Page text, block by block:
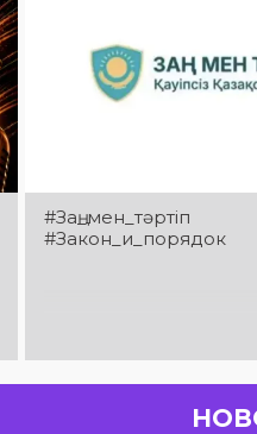
#Заң_мен_тәртіп
#Закон_и_порядок